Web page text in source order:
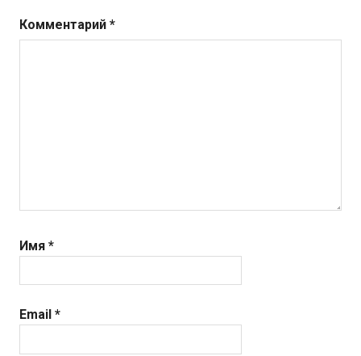
Комментарий *
Имя *
Email *